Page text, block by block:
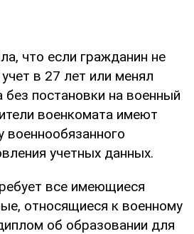
что если гражданин не
в 27 лет или менял
без постановки на военный
военкомата имеют
военнообязанного
учетных данных.
все имеющиеся
относящиеся к военному
об образовании для